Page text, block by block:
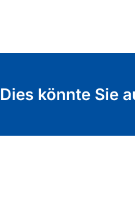
Dies könnte Sie